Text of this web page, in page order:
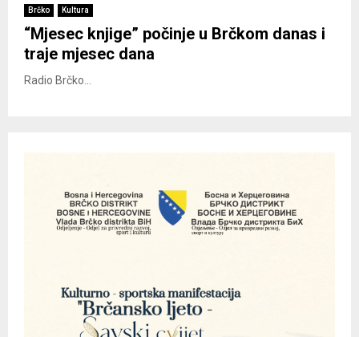
Brčko Kultura
“Mjesec knjige” počinje u Brčkom danas i
traje mjesec dana
Radio Brčko...